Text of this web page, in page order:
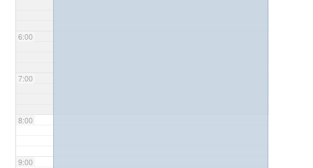
6:00
7:00
8:00
9:00